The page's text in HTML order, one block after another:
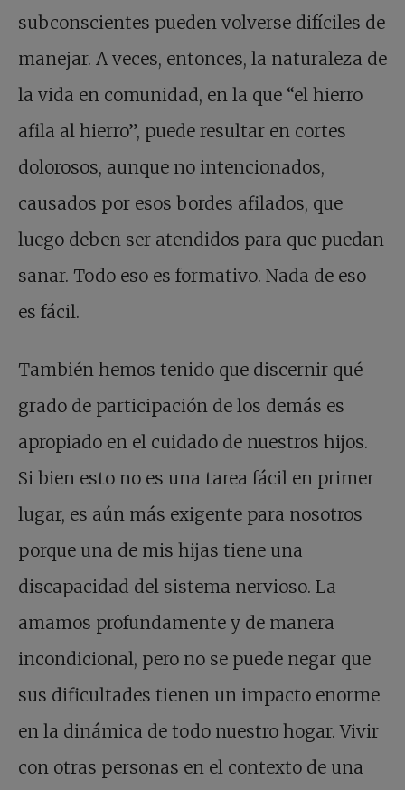
subconscientes pueden volverse difíciles de
manejar. A veces, entonces, la naturaleza de
la vida en comunidad, en la que “el hierro
afila al hierro”, puede resultar en cortes
dolorosos, aunque no intencionados,
causados por esos bordes afilados, que
luego deben ser atendidos para que puedan
sanar. Todo eso es formativo. Nada de eso
es fácil.
También hemos tenido que discernir qué
grado de participación de los demás es
apropiado en el cuidado de nuestros hijos.
Si bien esto no es una tarea fácil en primer
lugar, es aún más exigente para nosotros
porque una de mis hijas tiene una
discapacidad del sistema nervioso. La
amamos profundamente y de manera
incondicional, pero no se puede negar que
sus dificultades tienen un impacto enorme
en la dinámica de todo nuestro hogar. Vivir
con otras personas en el contexto de una